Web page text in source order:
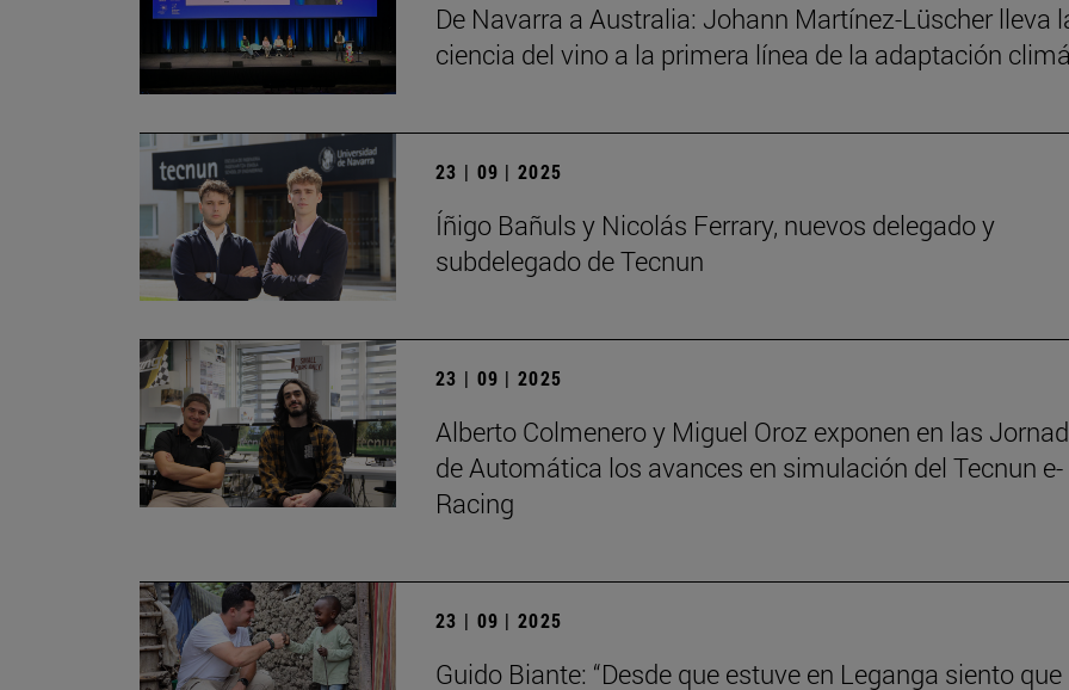
De Navarra a Australia: Johann Martínez-Lüscher lleva
ciencia del vino a la primera línea de la adaptación
23 | 09 | 2025
Íñigo Bañuls y Nicolás Ferrary, nuevos delegado y
subdelegado de Tecnun
23 | 09 | 2025
Alberto Colmenero y Miguel Oroz exponen en las
de Automática los avances en simulación del Tecnun e-
Racing
23 | 09 | 2025
Guido Biante: “Desde que estuve en Leganga siento